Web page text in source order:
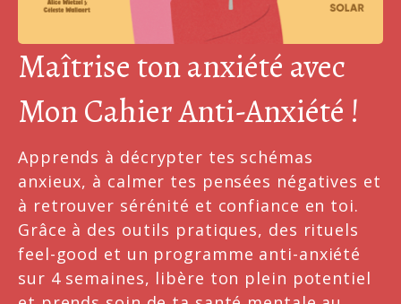
Maîtrise ton anxiété avec
Mon Cahier Anti-Anxiété !
Apprends à décrypter tes schémas
anxieux, à calmer tes pensées négatives et
à retrouver sérénité et confiance en toi.
Grâce à des outils pratiques, des rituels
feel-good et un programme anti-anxiété
sur 4 semaines, libère ton plein potentiel